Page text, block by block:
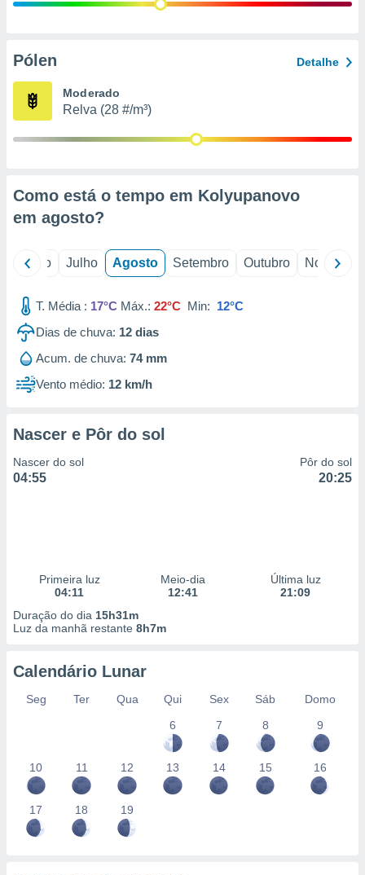
e
de
Pólen Detalhe
Moderado
Relva (28 #/m³)
Como está o tempo em Kolyupanovo
em agosto?
Junho Julho Agosto Setembro Outubro Novembro
T. Média : 17°C Máx.: 22°C Min: 12°C
Dias de chuva: 12 dias
Acum. de chuva: 74 mm
Vento médio: 12 km/h
Nascer e Pôr do sol
Nascer do sol
04:55
Pôr do sol
20:25
Primeira luz
04:11
Meio-dia
12:41
Última luz
21:09
Duração do dia 15h31m
Luz da manhã restante 8h7m
Calendário Lunar
Seg Ter Qua Qui Sex Sáb
Domo
6
7 8 9
10 11 12 13 14 15 16
17 18 19